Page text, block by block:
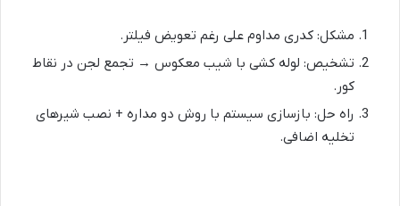
مشکل: کدری مداوم علی رغم تعویض فیلتر .
تشخیص: لوله کشی با شیب معکوس → تجمع لجن در نقاط
کور .
راه حل: بازسازی سیستم با روش دو مداره + نصب شیرهای
تخلیه اضافی.